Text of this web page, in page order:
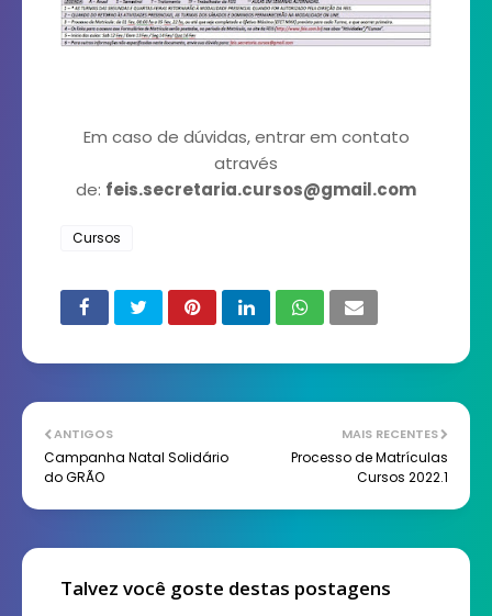
Em caso de dúvidas, entrar em contato
através
de: feis.secretaria.cursos@gmail.com
Cursos
MAIS RECENTES
Processo de Matrículas
Cursos 2022.1
ANTIGOS
Campanha Natal Solidário
do GRÃO
Talvez você goste destas postagens